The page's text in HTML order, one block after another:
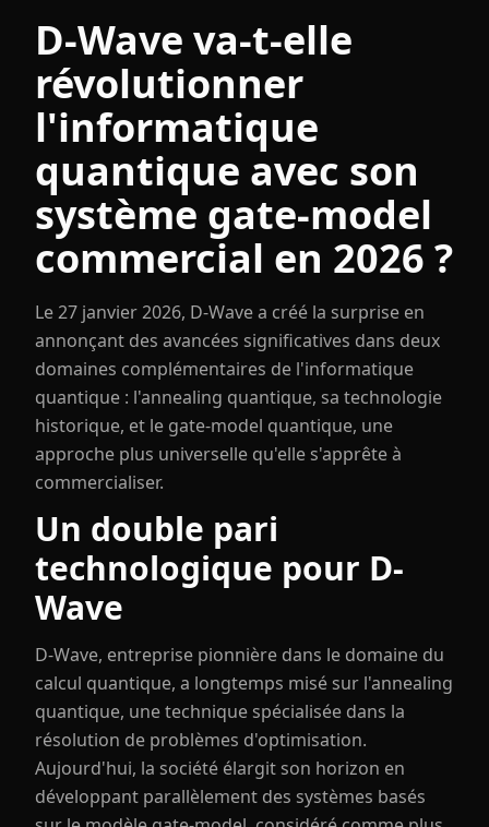
D-Wave va-t-elle
révolutionner
l'informatique
quantique avec son
système gate-model
commercial en 2026 ?
Le 27 janvier 2026, D-Wave a créé la surprise en
annonçant des avancées significatives dans deux
domaines complémentaires de l'informatique
quantique : l'annealing quantique, sa technologie
historique, et le gate-model quantique, une
approche plus universelle qu'elle s'apprête à
commercialiser.
Un double pari
technologique pour D-
Wave
D-Wave, entreprise pionnière dans le domaine du
calcul quantique, a longtemps misé sur l'annealing
quantique, une technique spécialisée dans la
résolution de problèmes d'optimisation.
Aujourd'hui, la société élargit son horizon en
développant parallèlement des systèmes basés